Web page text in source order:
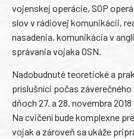
vojenskej operácie, SOP
slov v rádiovej komunikácii,
nasadenia, komunikácia v
správania vojaka OSN.
Nadobudnuté teoretické a
príslušníci počas
dňoch 27. a 28. novembra
Na cvičení bude komplexne
vojak a zároveň sa ukáže